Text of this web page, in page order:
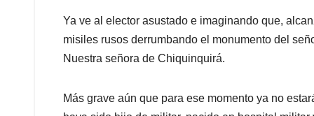
Ya ve al elector asustado e imaginando que,
misiles rusos derrumbando el monumento del
Nuestra señora de Chiquinquirá.
Más grave aún que para ese momento ya no